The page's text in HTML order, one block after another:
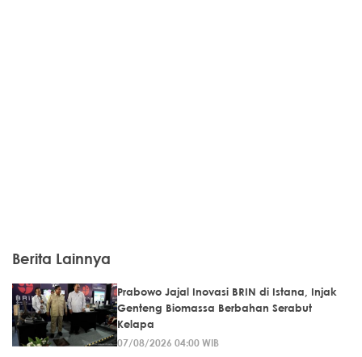
Berita Lainnya
Prabowo Jajal Inovasi BRIN di Istana, Injak
Genteng Biomassa Berbahan Serabut
Kelapa
07/08/2026 04:00 WIB